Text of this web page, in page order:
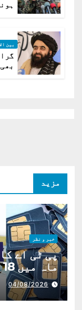
بین
مزید
خبر و نظر
ماہ میں 18 لاکھ سے زائد سمز بلاک
04/08/2026